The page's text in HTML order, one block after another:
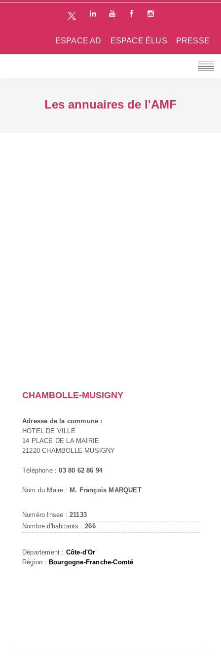
PRESSE
ESPACE ÉLUS
ESPACE AD
Les annuaires de l'AMF
CHAMBOLLE-MUSIGNY
Adresse de la commune :
HOTEL DE VILLE
14 PLACE DE LA MAIRIE
21220 CHAMBOLLE-MUSIGNY
Téléphone :03 80 62 86 94
Nom du Maire : M. François MARQUET
Numéro Insee : 21133
Nombre d'habitants :266
Département : Côte-d'Or
Région : Bourgogne-Franche-Comté